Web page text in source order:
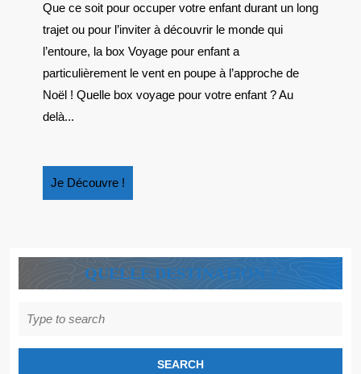
VOYAGE
POUR
VOTRE
ENFANT
?
Que ce soit pour occuper votre enfant durant un long
trajet ou pour l’inviter à découvrir le monde qui
l’entoure, la box Voyage pour enfant a
particulièrement le vent en poupe à l’approche de
Noël ! Quelle box voyage pour votre enfant ? Au
delà...
Je Découvre !
Découvre
QUELLE DESTINATION ?
for: